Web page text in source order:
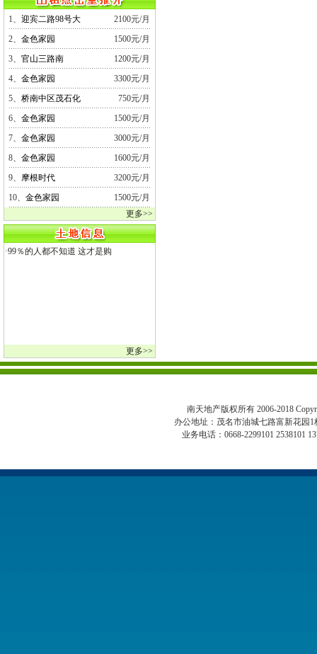
1、迎宾二路98号大
2100元/月
2、金色家园
1500元/月
3、官山三路南
1200元/月
4、金色家园
3300元/月
5、桥南中区茂石化
750元/月
6、金色家园
1500元/月
7、金色家园
3000元/月
8、金色家园
1600元/月
9、 摩根时代
3200元/月
10、金色家园
1500元/月
更多>>
·99％的人都不知道 这才是购
更多>>
南天地产版权所有 2006-2018
办公地址：茂名市油城七路富新花园
业务电话：0668-2299101 2538101